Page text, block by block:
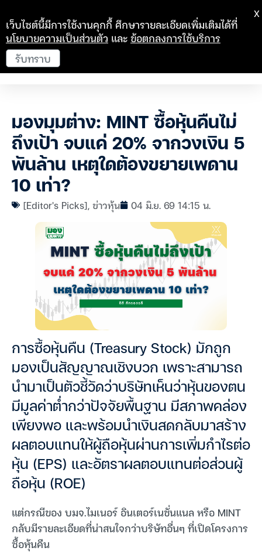
มองมุมต่าง: MINT ซื้อหุ้นคืนไม่
ถึงเป้า จบแค่ 20% จากวงเงิน 5
พันล้าน เหตุใดต้องขยายเพดาน
10 เท่า?
[Editor's Picks],ข่าวหุ้น 04 มิ.ย. 69 14:15 น.
การซื้อหุ้นคืน (Treasury Stock) มักถูก
มองเป็นสัญญาณเชิงบวก เพราะสามารถ
นำมาเป็นตัวชี้วัดว่าบริษัทเห็นว่าหุ้นของตน
มีมูลค่าต่ำกว่าปัจจัยพื้นฐาน มีสภาพคล่อง
เพียงพอ และพร้อมนำเงินสดกลับมาสร้าง
ผลตอบแทนให้ผู้ถือหุ้นผ่านการเพิ่มกำไรต่อ
หุ้น (EPS) และอัตราผลตอบแทนต่อส่วนผู้
ถือหุ้น (ROE)
แต่กรณีของ บมจ.ไมเนอร์ อินเตอร์เนชั่นแนล หรือ MINT
กลับมีรายละเอียดที่น่าสนใจกว่าบริษัทอื่นๆ ที่เปิดโครงการ
ซื้อหุ้นคืน
เว็บไซต์นี้มีการใช้งานคุกกี้ ศึกษารายละเอียดเพิ่มเติมได้ที่
นโยบายความเป็นส่วนตัว และข้อตกลงการใช้บริการ
รับทราบ
X